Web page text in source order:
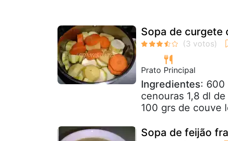
Sopa de curgete
Prato Principal
Ingredientes: 600
cenouras 1,8 dl
100 grs de couve
Sopa de feijão